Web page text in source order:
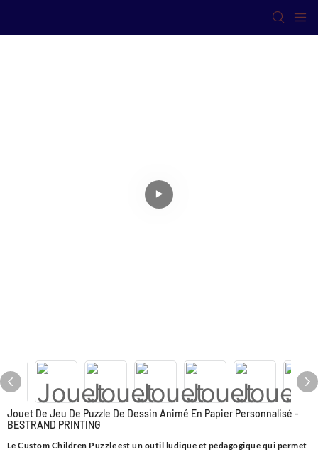
Jouet De Jeu De Puzzle De Dessin Animé En Papier Personnalisé -
BESTRAND PRINTING
Le Custom Children Puzzle est un outil ludique et pédagogique qui permet